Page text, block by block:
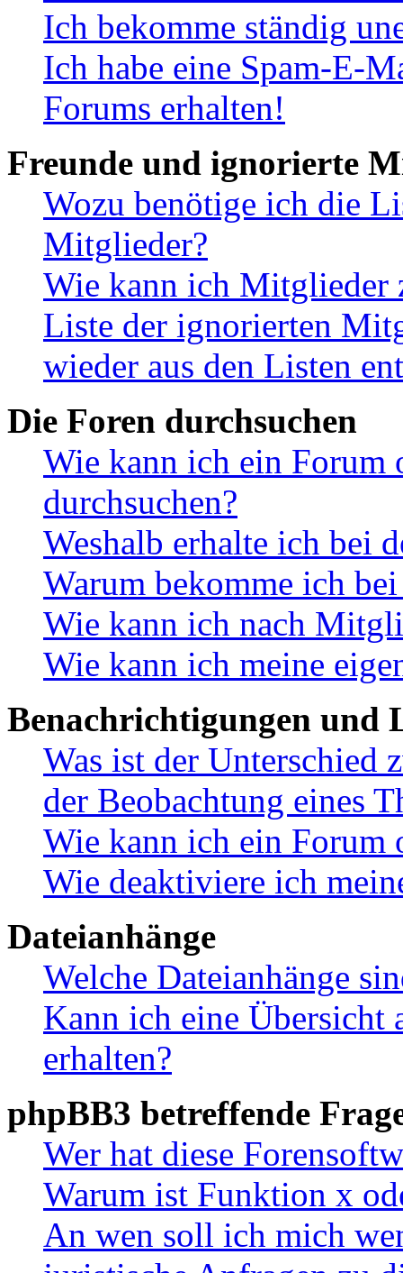
Ich bekomme ständig
Ich habe eine Spam-E-
Forums erhalten!
Freunde und ignorierte
Wozu benötige ich die
Mitglieder?
Wie kann ich Mitglieder
Liste der ignorierten
wieder aus den Listen
Die Foren durchsuchen
Wie kann ich ein Forum
durchsuchen?
Weshalb erhalte ich bei
Warum bekomme ich
Wie kann ich nach
Wie kann ich meine
Benachrichtigungen und
Was ist der Unterschied
der Beobachtung eines
Wie kann ich ein Forum
Wie deaktiviere ich
Dateianhänge
Welche Dateianhänge
Kann ich eine Übersicht
erhalten?
phpBB3 betreffende
Wer hat diese
Warum ist Funktion x
An wen soll ich mich